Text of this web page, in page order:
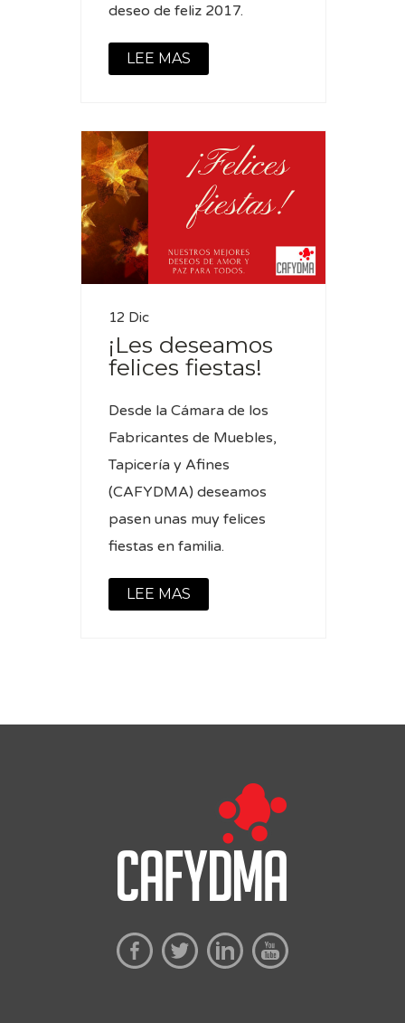
deseo de feliz 2017.
LEE MAS
12 Dic
¡Les deseamos
felices fiestas!
Desde la Cámara de los
Fabricantes de Muebles,
Tapicería y Afines
(CAFYDMA) deseamos
pasen unas muy felices
fiestas en familia.
LEE MAS